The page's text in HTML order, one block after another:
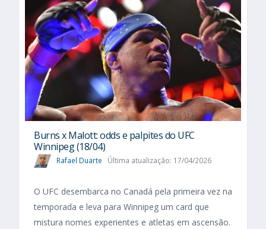
Burns x Malott: odds e palpites do UFC
Winnipeg (18/04)
Rafael Duarte Última atualização: 17/04/2026
O UFC desembarca no Canadá pela primeira vez na
temporada e leva para Winnipeg um card que
mistura nomes experientes e atletas em ascensão.